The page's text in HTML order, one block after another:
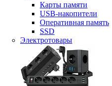
Карты памяти
USB-накопители
Оперативная память
SSD
Электротовары